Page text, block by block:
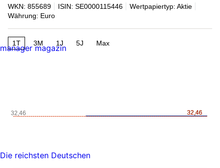
WKN: 855689 ISIN: SE0000115446
Wertpapiertyp: Aktie
Währung: Euro
1T 3M 1J 5J Max
32,46
32,46
32,46
manager magazin
Die reichsten Deutschen